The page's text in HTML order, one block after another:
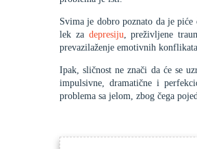
Svima je dobro poznato da je
lek za depresiju, preživljene
prevazilaženje emotivnih
Ipak, sličnost ne znači da će se
impulsivne, dramatične i
problema sa jelom, zbog čega